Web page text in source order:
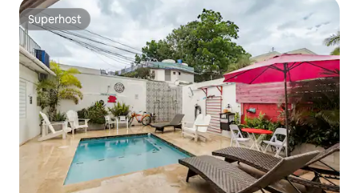
Superhost
Superhost